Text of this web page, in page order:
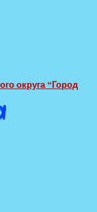
округа “Город